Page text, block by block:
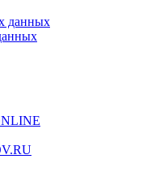
данных